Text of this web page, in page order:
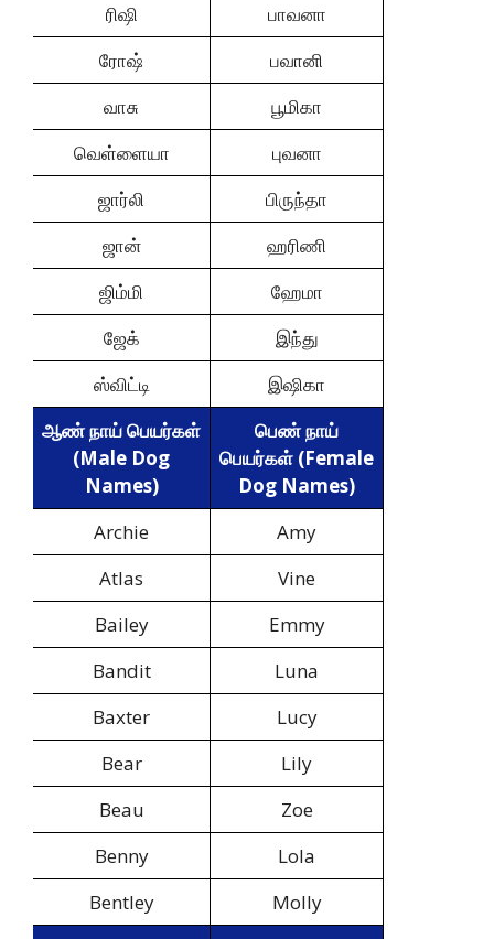
ரிஷி
பாவனா
ரோஷ்
பவானி
வாசு
பூமிகா
வெள்ளையா
புவனா
ஜார்லி
பிருந்தா
ஜான்
ஹரிணி
ஜிம்மி
ஹேமா
ஜேக்
இந்து
ஸ்விட்டி
இஷிகா
ஆண் நாய் பெயர்கள்
(Male Dog
Names)
பெண் நாய்
பெயர்கள் (Female
Dog Names)
Archie
Amy
Atlas
Vine
Bailey
Emmy
Bandit
Luna
Baxter
Lucy
Bear
Lily
Beau
Zoe
Benny
Lola
Bentley
Molly